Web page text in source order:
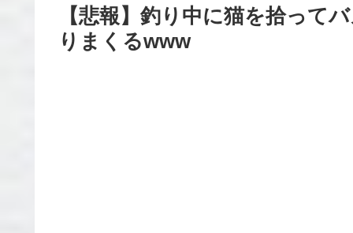
【悲報】釣り中に猫を拾って
りまくるwww